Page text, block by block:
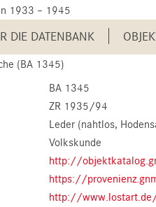
1933 – 1945
DIE DATENBANK
(BA 1345)
BA 1345
ZR 1935/94
Leder (nahtlos,
Volkskunde
http://
https://
http://